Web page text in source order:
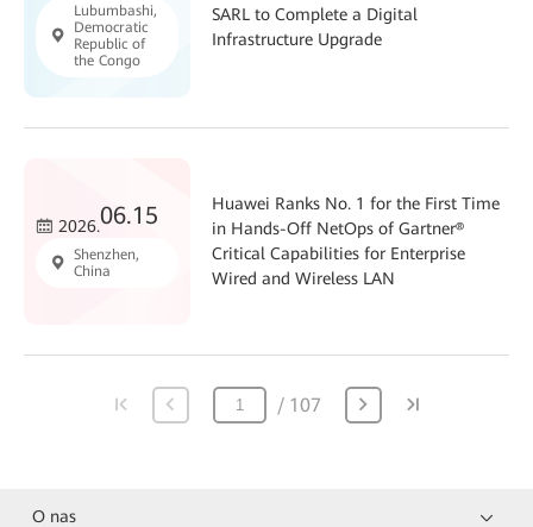
Lubumbashi,
Democratic
Republic of
the Congo
SARL to Complete a Digital
Infrastructure Upgrade
2026.06.15
Shenzhen,
China
Huawei Ranks No. 1 for the First Time
in Hands-Off NetOps of Gartner®
Critical Capabilities for Enterprise
Wired and Wireless LAN
107
O nas